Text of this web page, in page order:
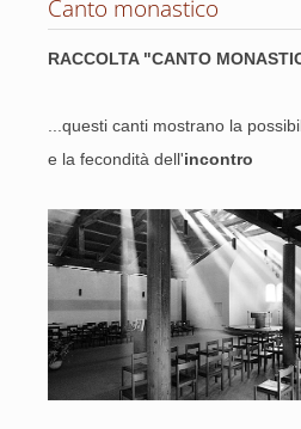
Canto monastico
RACCOLTA "CANTO
...questi canti mostrano la
e la fecondità dell'incontro